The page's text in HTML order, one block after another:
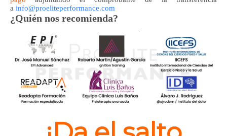
a info@proeliteperformance.com
¿Quién nos recomienda?